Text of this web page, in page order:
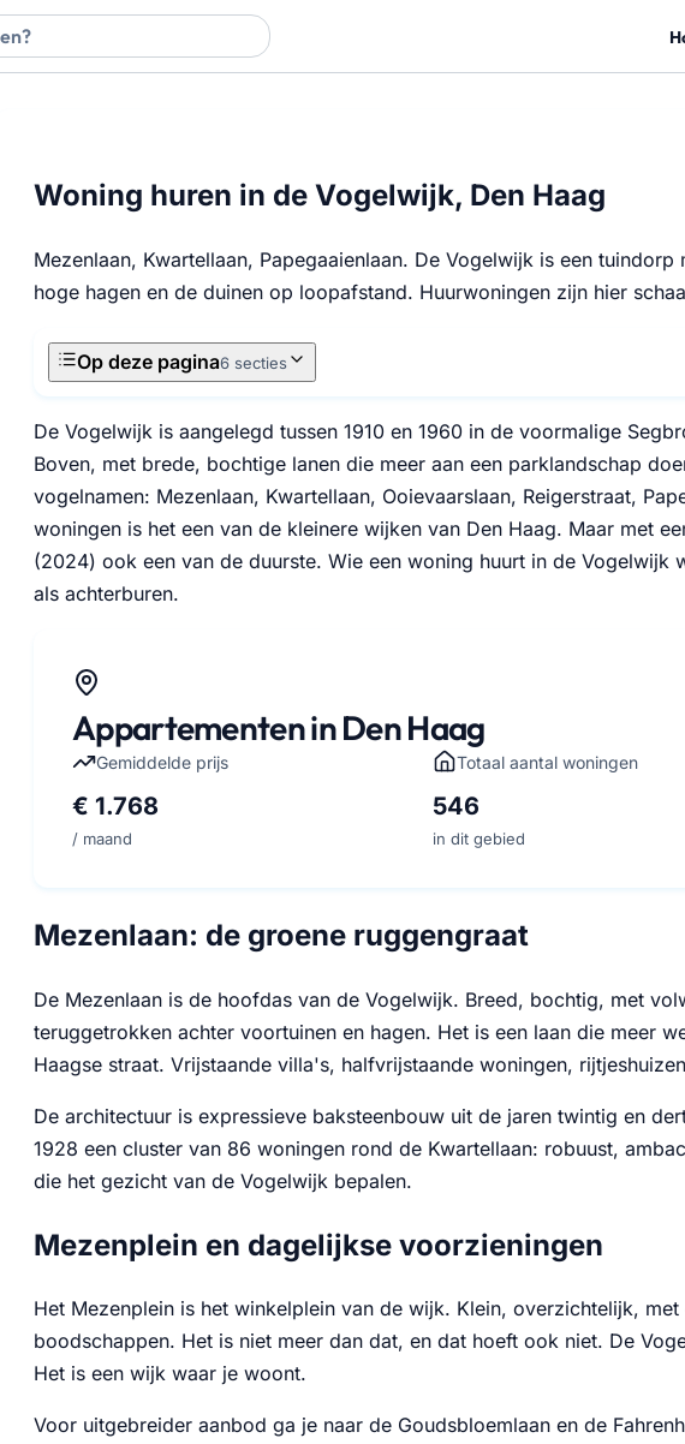
Woning huren in de Vogelwijk, Den Haag
Mezenlaan, Kwartellaan, Papegaaienlaan. De Vogelwijk is een
hoge hagen en de duinen op loopafstand. Huurwoningen zijn hier
Op deze pagina6 secties
De Vogelwijk is aangelegd tussen 1910 en 1960 in de voormalige
Boven, met brede, bochtige lanen die meer aan een parklandschap
vogelnamen: Mezenlaan, Kwartellaan, Ooievaarslaan, Reigerstraat,
woningen is het een van de kleinere wijken van Den Haag. Maar met
(2024) ook een van de duurste. Wie een woning huurt in de Vogelwijk
als achterburen.
Appartementen in Den Haag
Gemiddelde prijs
€ 1.768
/ maand
Totaal aantal woningen
546
in dit gebied
Mezenlaan: de groene ruggengraat
De Mezenlaan is de hoofdas van de Vogelwijk. Breed, bochtig, met
teruggetrokken achter voortuinen en hagen. Het is een laan die meer
Haagse straat. Vrijstaande villa's, halfvrijstaande woningen,
De architectuur is expressieve baksteenbouw uit de jaren twintig en
1928 een cluster van 86 woningen rond de Kwartellaan: robuust,
die het gezicht van de Vogelwijk bepalen.
Mezenplein en dagelijkse voorzieningen
Het Mezenplein is het winkelplein van de wijk. Klein, overzichtelijk,
boodschappen. Het is niet meer dan dat, en dat hoeft ook niet. De
Het is een wijk waar je woont.
Voor uitgebreider aanbod ga je naar de Goudsbloemlaan en de